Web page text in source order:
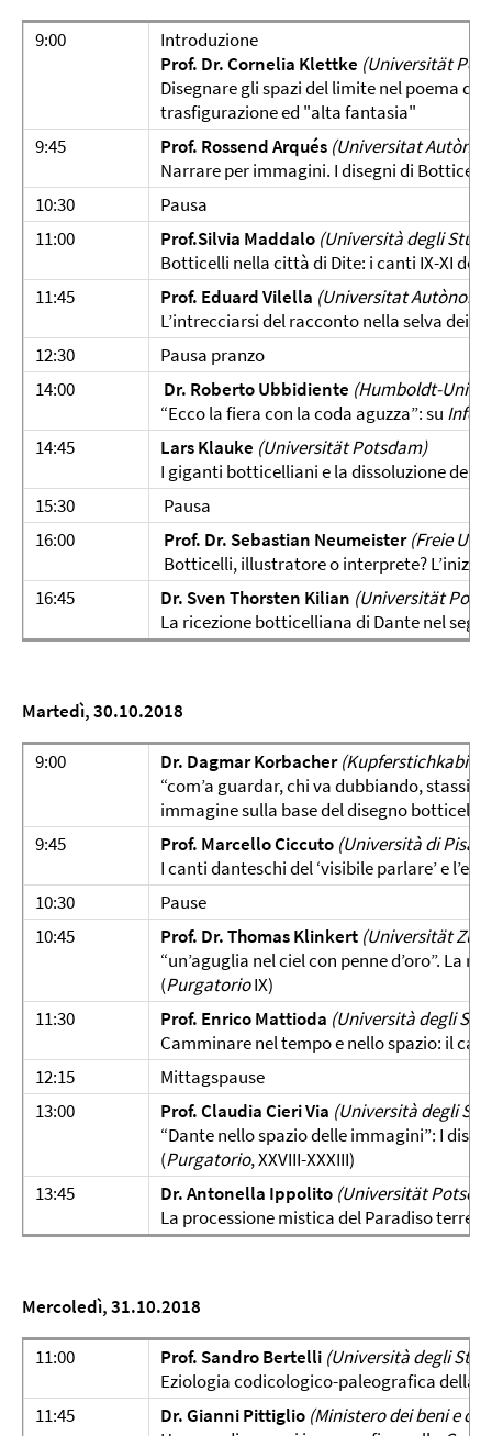
9:00
Introduzione
Prof. Dr. Cornelia Klettke (Universität
Disegnare gli spazi del limite nel poema
trasfigurazione ed "alta fantasia"
9:45
Prof. Rossend Arqués (Universitat
Narrare per immagini. I disegni di
10:30
Pausa
11:00
Prof.Silvia Maddalo (Università degli
Botticelli nella città di Dite: i canti IX-XI dell’
11:45
Prof. Eduard Vilella (Universitat
L’intrecciarsi del racconto nella selva dei
12:30
Pausa pranzo
14:00
Dr. Roberto Ubbidiente (Humboldt-
“Ecco la fiera con la coda aguzza”: su
14:45
Lars Klauke (Universität Potsdam)
I giganti botticelliani e la dissoluzione
15:30
Pausa
16:00
Prof. Dr. Sebastian Neumeister (Freie
Botticelli, illustratore o interprete? L’inizio
16:45
Dr. Sven Thorsten Kilian (Universität
La ricezione botticelliana di Dante nel
Martedì, 30.10.2018
9:00 Dr. Dagmar Korbacher (
“com’a guardar, chi va dubbiando,
immagine sulla base del disegno
9:45
Prof. Marcello Ciccuto (Università di Pisa)
I canti danteschi del ‘visibile parlare’ e
10:30
Pause
10:45
Prof. Dr. Thomas Klinkert (Universität
“un’aguglia nel ciel con penne d’oro”. La
(PurgatorioIX)
11:30
Prof. Enrico Mattioda (Università degli
Camminare nel tempo e nello spazio: il
12:15
Mittagspause
13:00
Prof. Claudia Cieri Via (Università degli
“Dante nello spazio delle immagini”: I
(Purgatorio, XXVIII-XXXIII)
13:45
Dr. Antonella Ippolito (Universität
La processione mistica del Paradiso
Mercoledì, 31.10.2018
11:00 Prof. Sandro Bertelli (Università degli
Eziologia codicologico-paleografica della
11:45
Dr. Gianni Pittiglio (Ministero dei beni e